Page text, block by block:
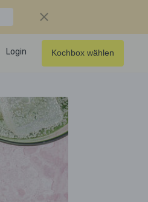
Login Kochbox wählen